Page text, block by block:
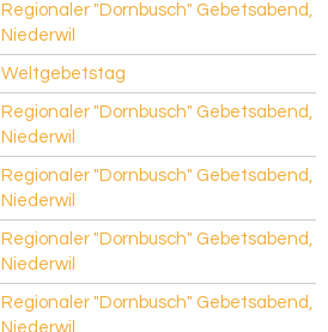
Regionaler "Dornbusch" Gebetsabend,
Niederwil
Weltgebetstag
Regionaler "Dornbusch" Gebetsabend,
Niederwil
Regionaler "Dornbusch" Gebetsabend,
Niederwil
Regionaler "Dornbusch" Gebetsabend,
Niederwil
Regionaler "Dornbusch" Gebetsabend,
Niederwil